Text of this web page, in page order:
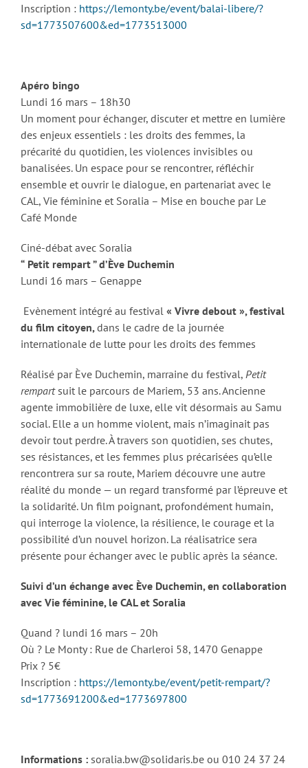
Inscription : https://lemonty.be/event/balai-libere/?
sd=1773507600&ed=1773513000
Apéro bingo
Lundi 16 mars – 18h30
Un moment pour échanger, discuter et mettre en lumière
des enjeux essentiels : les droits des femmes, la
précarité du quotidien, les violences invisibles ou
banalisées. Un espace pour se rencontrer, réfléchir
ensemble et ouvrir le dialogue, en partenariat avec le
CAL, Vie féminine et Soralia – Mise en bouche par Le
Café Monde
Ciné-débat avec Soralia
“ Petit rempart ” d’Ève Duchemin
Lundi 16 mars – Genappe
Evènement intégré au festival « Vivre debout », festival
du film citoyen,dans le cadre de la journée
internationale de lutte pour les droits des femmes
Réalisé par Ève Duchemin, marraine du festival, Petit
rempartsuit le parcours de Mariem, 53 ans. Ancienne
agente immobilière de luxe, elle vit désormais au Samu
social. Elle a un homme violent, mais n’imaginait pas
devoir tout perdre. À travers son quotidien, ses chutes,
ses résistances, et les femmes plus précarisées qu’elle
rencontrera sur sa route, Mariem découvre une autre
réalité du monde — un regard transformé par l’épreuve et
la solidarité. Un film poignant, profondément humain,
qui interroge la violence, la résilience, le courage et la
possibilité d’un nouvel horizon. La réalisatrice sera
présente pour échanger avec le public après la séance.
Suivi d’un échange avec Ève Duchemin, en collaboration
avec Vie féminine, le CAL et Soralia
Quand ? lundi 16 mars – 20h
Où ? Le Monty : Rue de Charleroi 58, 1470 Genappe
Prix ? 5€
Inscription : https://lemonty.be/event/petit-rempart/?
sd=1773691200&ed=1773697800
Informations : soralia.bw@solidaris.be ou 010 24 37 24